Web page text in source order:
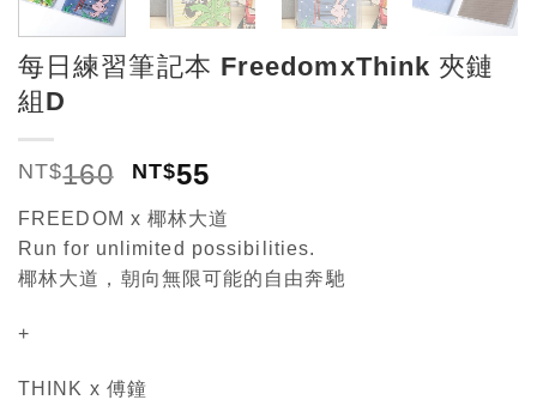
每日練習筆記本 FreedomxThink 夾鏈
組D
NT$160 NT$55
FREEDOM x 椰林大道
Run for unlimited possibilities.
椰林大道，朝向無限可能的自由奔馳
+
THINK x 傅鐘